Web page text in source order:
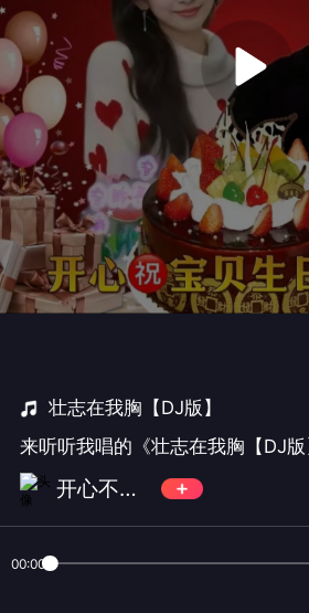
壮志在我胸【DJ版】
来听听我唱的《壮志在我胸【DJ版
开心不玩金币
00:00